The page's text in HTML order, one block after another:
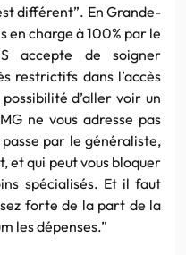
différent”. En Grande-
en charge à 100% par le
accepte de soigner
restrictifs dans l’accès
possibilité d’aller voir un
ne vous adresse pas
par le généraliste,
et qui peut vous bloquer
spécialisés. Et il faut
forte de la part de la
les dépenses.”